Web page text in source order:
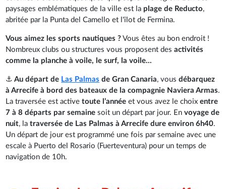
paysages emblématiques de la ville est la plage de Reducto,
abritée par la Punta del Camello et l'îlot de Fermina.
Vous aimez les sports nautiques ? Vous êtes au bon endroit !
Nombreux clubs ou structures vous proposent desactivités
comme la planche à voile, le surf, la voile...
⚓Au départ de Las Palmas de Gran Canaria, vousdébarquez
à Arrecife à bord des bateaux de la compagnie Naviera Armas.
La traversée est activetoute l’annéeet vous avez le choixentre
7 à 8 départs par semaine soit un départ par jour. Envoyage de
nuit, latraversée de Las Palmas à Arrecife dure environ 6h40.
Un départ de jour est programmé une fois par semaine avec une
escale à Puerto del Rosario (Fuerteventura) pour un temps de
navigation de 10h.